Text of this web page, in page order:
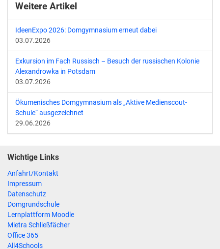
Weitere Artikel
IdeenExpo 2026: Domgymnasium erneut dabei
03.07.2026
Exkursion im Fach Russisch – Besuch der russischen Kolonie
Alexandrowka in Potsdam
03.07.2026
Ökumenisches Domgymnasium als „Aktive Medienscout-
Schule“ ausgezeichnet
29.06.2026
Wichtige Links
Anfahrt/Kontakt
Impressum
Datenschutz
Domgrundschule
Lernplattform Moodle
Mietra Schließfächer
Office 365
All4Schools